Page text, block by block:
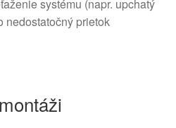
systému (napr. upchatý
nedostatočný prietok